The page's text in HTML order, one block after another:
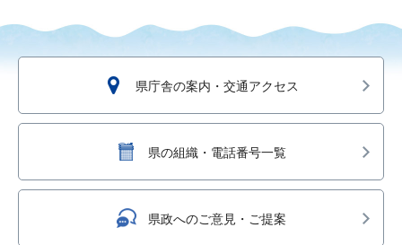
県庁舎の案内・交通アクセス
県の組織・電話番号一覧
県政へのご意見・ご提案